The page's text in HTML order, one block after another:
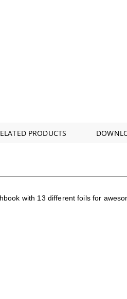
PRODUCTS
with 13 different foils for